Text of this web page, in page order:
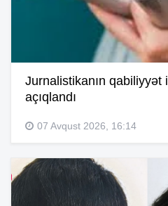
Jurnalistikanın qabiliyyət
açıqlandı
07 Avqust 2026, 16:14